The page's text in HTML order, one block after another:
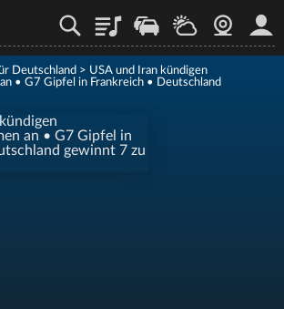
PlaylistStaupilotWetterWebcam
Deutschland > USA und Iran kündigen
• G7 Gipfel in Frankreich • Deutschland